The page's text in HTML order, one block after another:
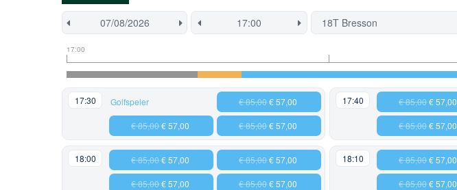
18T Bresson
17:00
17:30 Golfspeler
€ 85,00€ 57,00
€ 85,00€ 57,00
€ 85,00€ 57,00
17:40 € 85,00€ 57,00
€ 85,00€ 57,00
18:00 € 85,00€ 57,00
€ 85,00€ 57,00
€ 85,00€ 57,00
€ 85,00€ 57,00
18:10 € 85,00€ 57,00
€ 85,00€ 57,00